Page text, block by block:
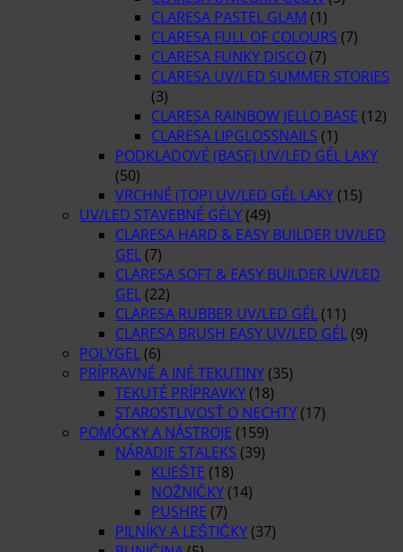
CLARESA PASTEL GLAM (1)
CLARESA FULL OF COLOURS (7)
CLARESA FUNKY DISCO (7)
CLARESA UV/LED SUMMER STORIES
(3)
CLARESA RAINBOW JELLO BASE (12)
CLARESA LIPGLOSSNAILS (1)
PODKLADOVÉ (BASE) UV/LED GÉL LAKY
(50)
VRCHNÉ (TOP) UV/LED GÉL LAKY (15)
UV/LED STAVEBNÉ GÉLY (49)
CLARESA HARD & EASY BUILDER UV/LED
GEL (7)
CLARESA SOFT & EASY BUILDER UV/LED
GEL (22)
CLARESA RUBBER UV/LED GÉL (11)
CLARESA BRUSH EASY UV/LED GÉL (9)
POLYGEL (6)
PRÍPRAVNÉ A INÉ TEKUTINY (35)
TEKUTÉ PRÍPRAVKY (18)
STAROSTLIVOSŤ O NECHTY (17)
POMÔCKY A NÁSTROJE (159)
NÁRADIE STALEKS (39)
KLIEŠTE (18)
NOŽNIČKY (14)
PUSHRE (7)
PILNÍKY A LEŠTIČKY (37)